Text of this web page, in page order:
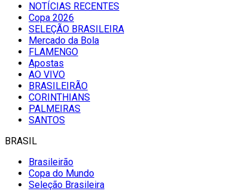
NOTÍCIAS RECENTES
Copa 2026
SELEÇÃO BRASILEIRA
Mercado da Bola
FLAMENGO
Apostas
AO VIVO
BRASILEIRÃO
CORINTHIANS
PALMEIRAS
SANTOS
BRASIL
Brasileirão
Copa do Mundo
Seleção Brasileira